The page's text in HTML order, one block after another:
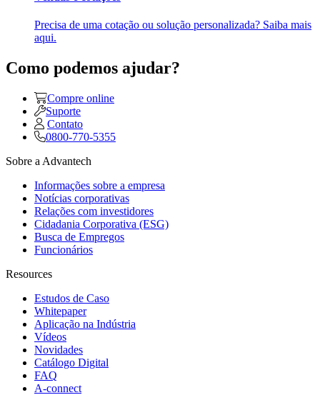
Precisa de uma cotação ou solução personalizada? Saiba mais
aqui.
Como podemos ajudar?
Compre online
Suporte
Contato
0800-770-5355
Sobre a Advantech
Informações sobre a empresa
Notícias corporativas
Relações com investidores
Cidadania Corporativa (ESG)
Busca de Empregos
Funcionários
Resources
Estudos de Caso
Whitepaper
Aplicação na Indústria
Vídeos
Novidades
Catálogo Digital
FAQ
A-connect